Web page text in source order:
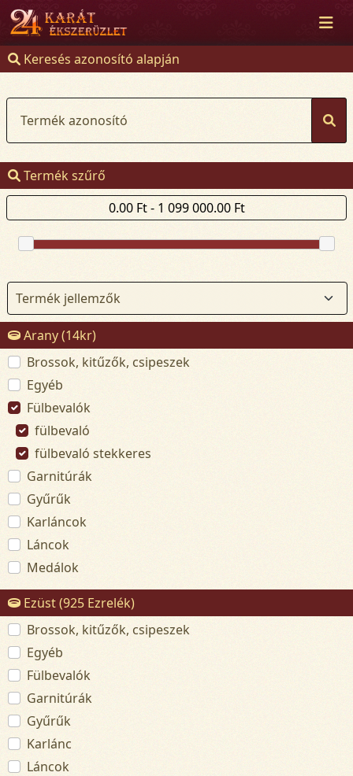
Keresés azonosító alapján
Termék azonosító
Termék szűrő
Arany (14kr)
Brossok, kitűzők, csipeszek
Egyéb
Fülbevalók
fülbevaló
fülbevaló stekkeres
Garnitúrák
Gyűrűk
Karláncok
Láncok
Medálok
Ezüst (925 Ezrelék)
Brossok, kitűzők, csipeszek
Egyéb
Fülbevalók
Garnitúrák
Gyűrűk
Karlánc
Láncok